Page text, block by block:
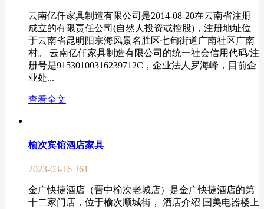
云南亿仟家具制造有限公司是2014-08-20在云南省注册
成立的有限责任公司(自然人投资或控股)，注册地址位
于云南省昆明阳宗海风景名胜区七甸街道广南社区广南
村。 云南亿仟家具制造有限公司的统一社会信用代码/注
册号是91530100316239712C，企业法人罗海峰，目前企
业处...
查看全文
榆次宾馆酒店家具
2023-03-16 361
金广快捷酒店（晋中榆次老城店）是金广快捷酒店的第
十二家门店，位于榆次顺城街， 酒店介绍 国美电器楼上